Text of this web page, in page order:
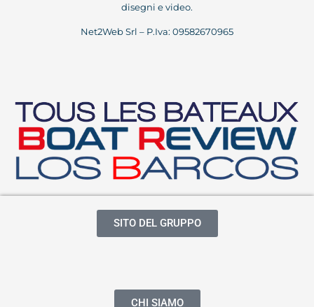
disegni e video.
Net2Web Srl – P.Iva: 09582670965
SITO DEL GRUPPO
CHI SIAMO